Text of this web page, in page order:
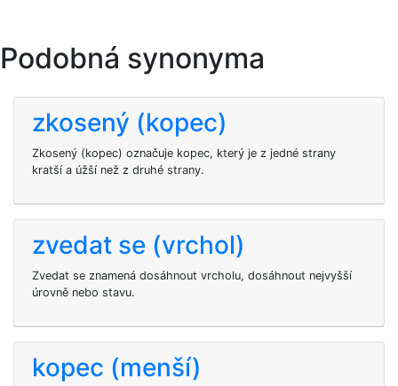
Podobná synonyma
zkosený (kopec)
Zkosený (kopec) označuje kopec, který je z jedné strany
kratší a úžší než z druhé strany.
zvedat se (vrchol)
Zvedat se znamená dosáhnout vrcholu, dosáhnout nejvyšší
úrovně nebo stavu.
kopec (menší)